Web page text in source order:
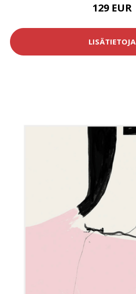
129 EUR
LISÄTIETOJA